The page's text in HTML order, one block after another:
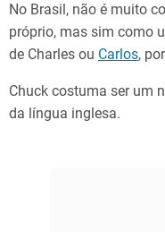
No Brasil, não é muito
próprio, mas sim como
de Charles ou Carlos,
Chuck costuma ser um
da língua inglesa.